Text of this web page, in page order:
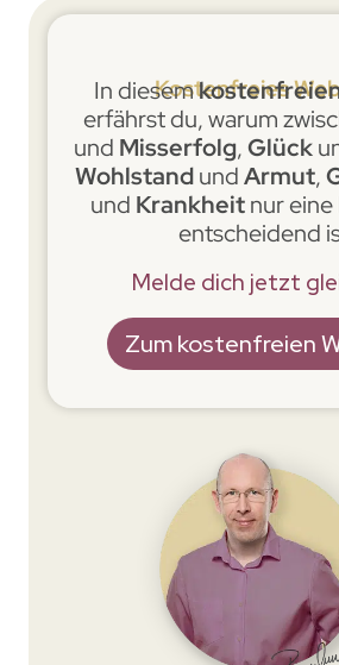
Kostenfreies
In diesem
erfährst du, warum
und Misserfolg,Glück
WohlstandundArmut,
und Krankheitnur eine
entscheidend
Melde dich jetzt
Zum kostenfreien